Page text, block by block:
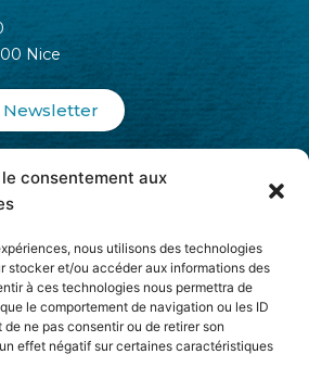
consentement aux
nous utilisons des technologies
stocker et/ou accéder aux informations des
à ces technologies nous permettra de
le comportement de navigation ou les ID
ne pas consentir ou de retirer son
effet négatif sur certaines caractéristiques
Nice
Newsletter
ad